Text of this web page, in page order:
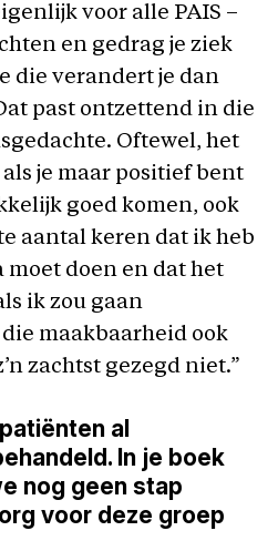
voor alle PAIS –
en gedrag je ziek
die verandert je dan
past ontzettend in die
Oftewel, het
je maar positief bent
goed komen, ook
aantal keren dat ik heb
moet doen en dat het
ik zou gaan
maakbaarheid ook
zachtst gezegd niet.”
al
In je boek
nog geen stap
voor deze groep